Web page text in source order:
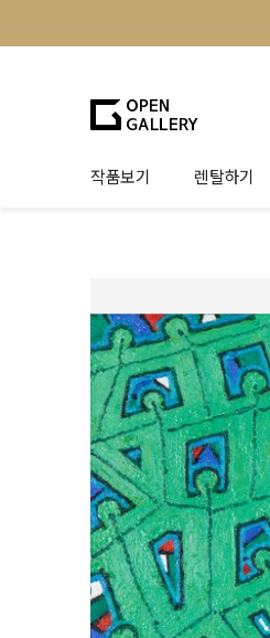
작품보기 렌탈하기
기프트카드